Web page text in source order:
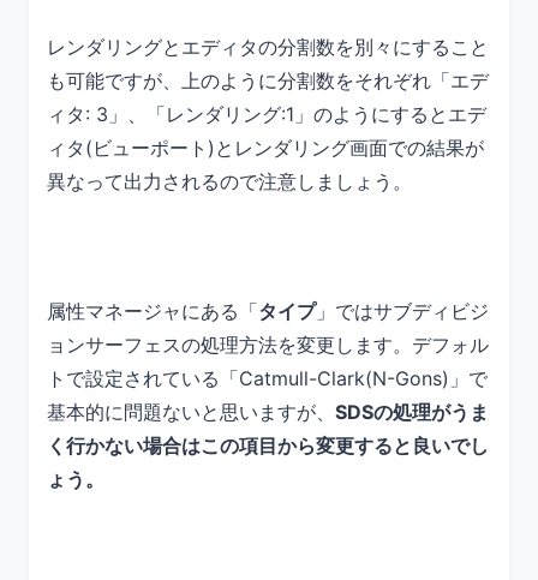
レンダリングとエディタの分割数を別々にすること
も可能ですが、上のように分割数をそれぞれ「エデ
ィタ: 3」、「レンダリング:1」のようにするとエデ
ィタ(ビューポート)とレンダリング画面での結果が
異なって出力されるので注意しましょう。
属性マネージャにある「タイプ」ではサブディビジ
ョンサーフェスの処理方法を変更します。デフォル
トで設定されている「Catmull-Clark(N-Gons)」で
基本的に問題ないと思いますが、 SDSの処理がうま
く行かない場合はこの項目から変更すると良いでし
ょう。